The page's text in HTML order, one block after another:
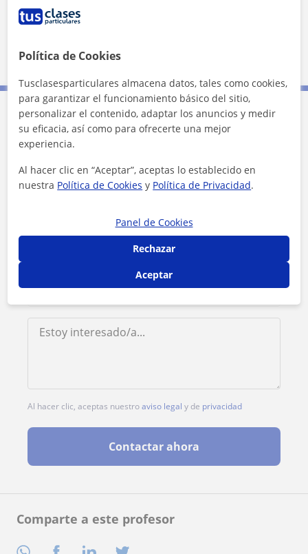
Comparte a este profesor
Guardamar de la Safor
Bellreguard
Contacta con Joan
Tarifa 7€/h
Al hacer clic, aceptas nuestroaviso legal y de privacidad
Contactar ahora
Política de Cookies
Tusclasesparticulares almacena datos, tales como cookies,
para garantizar el funcionamiento básico del sitio,
personalizar el contenido, adaptar los anuncios y medir
su eficacia, así como para ofrecerte una mejor
experiencia.
Al hacer clic en “Aceptar”, aceptas lo establecido en
nuestra Política de Cookies y Política de Privacidad.
Panel de Cookies
Rechazar
Aceptar